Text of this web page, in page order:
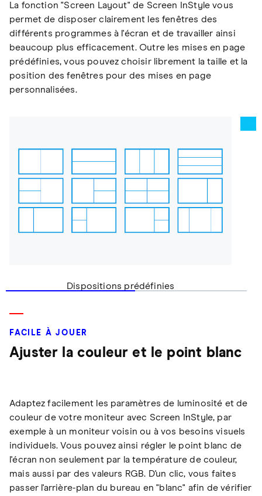
La fonction "Screen Layout" de Screen InStyle vous
permet de disposer clairement les fenêtres des
différents programmes à l'écran et de travailler ainsi
beaucoup plus efficacement. Outre les mises en page
prédéfinies, vous pouvez choisir librement la taille et la
position des fenêtres pour des mises en page
personnalisées.
Dispositions prédéfinies
FACILE À JOUER
Ajuster la couleur et le point blanc
Adaptez facilement les paramètres de luminosité et de
couleur de votre moniteur avec Screen InStyle, par
exemple à un moniteur voisin ou à vos besoins visuels
individuels. Vous pouvez ainsi régler le point blanc de
l'écran non seulement par la température de couleur,
mais aussi par des valeurs RGB. D'un clic, vous faites
passer l'arrière-plan du bureau en "blanc" afin de vérifier